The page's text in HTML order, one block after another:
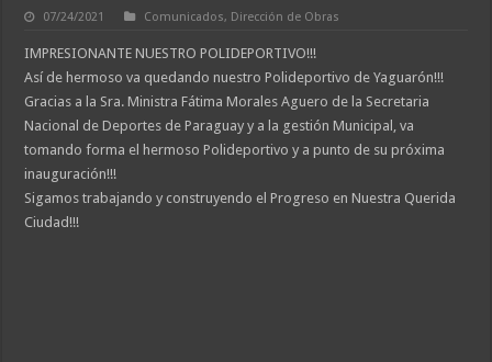
07/24/2021 Comunicados, Dirección de Obras
IMPRESIONANTE NUESTRO POLIDEPORTIVO!!!
Así de hermoso va quedando nuestro Polideportivo de Yaguarón!!!
Gracias a la Sra. Ministra Fátima Morales Aguero de la Secretaria
Nacional de Deportes de Paraguay y a la gestión Municipal, va
tomando forma el hermoso Polideportivo y a punto de su próxima
inauguración!!!
Sigamos trabajando y construyendo el Progreso en Nuestra Querida
Ciudad!!!